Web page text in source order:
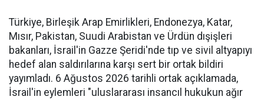
Türkiye, Birleşik Arap Emirlikleri, Endonezya, Katar,
Mısır, Pakistan, Suudi Arabistan ve Ürdün dışişleri
bakanları, İsrail'in Gazze Şeridi'nde tıp ve sivil altyapıyı
hedef alan saldırılarına karşı sert bir ortak bildiri
yayımladı. 6 Ağustos 2026 tarihli ortak açıklamada,
İsrail'in eylemleri "uluslararası insancıl hukukun ağır